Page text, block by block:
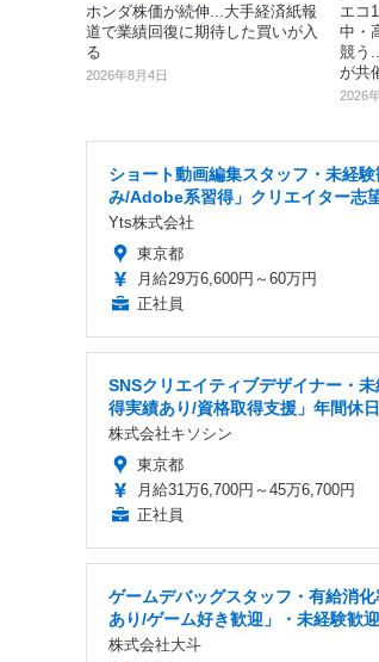
ホンダ株価が続伸...大手経済紙報
道で業績回復に期待した買いが入
る
2026年8月4日
エコ
中・
競う
が共
2026
ショート動画編集スタッフ・未経
み/Adobe系習得」クリエイター志
Yts株式会社
東京都
月給29万6,600円～60万円
正社員
SNSクリエイティブデザイナー・
得実績あり/資格取得支援」年間休
株式会社キソシン
東京都
月給31万6,700円～45万6,700円
正社員
ゲームデバッグスタッフ・有給消
あり/ゲーム好き歓迎」・未経験歓
株式会社大斗